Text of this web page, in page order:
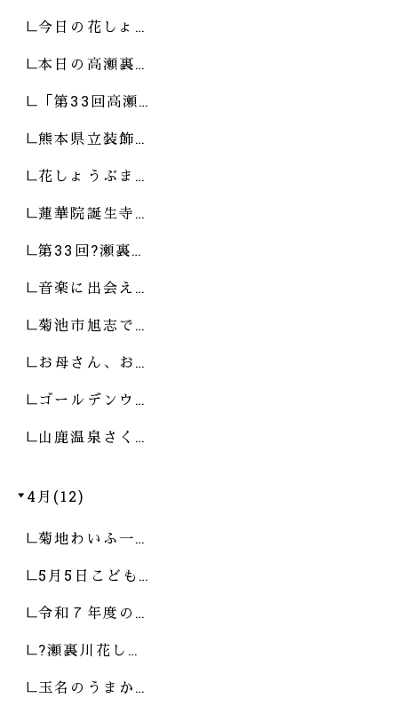
今日の花しょ…
本日の高瀬裏…
「第33回高瀬…
熊本県立装飾…
花しょうぶま…
蓮華院誕生寺…
第33回?瀬裏…
音楽に出会え…
菊池市旭志で…
お母さん、お…
ゴールデンウ…
山鹿温泉さく…
4月(12)
菊地わいふ一…
5月5日こども…
令和７年度の…
?瀬裏川花し…
玉名のうまか…